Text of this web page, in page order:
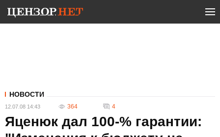
НОВОСТИ
12.07.08 14:43 364 4
Яценюк дал 100-% гарантии: